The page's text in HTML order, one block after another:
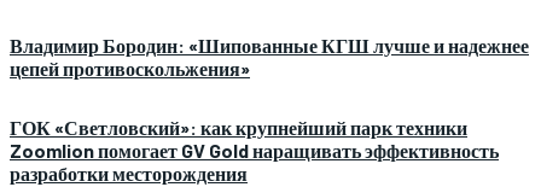
Владимир Бородин: «Шипованные КГШ лучше и надежнее
цепей противоскольжения»
ГОК «Светловский»: как крупнейший парк техники
Zoomlion помогает GV Gold наращивать эффективность
разработки месторождения